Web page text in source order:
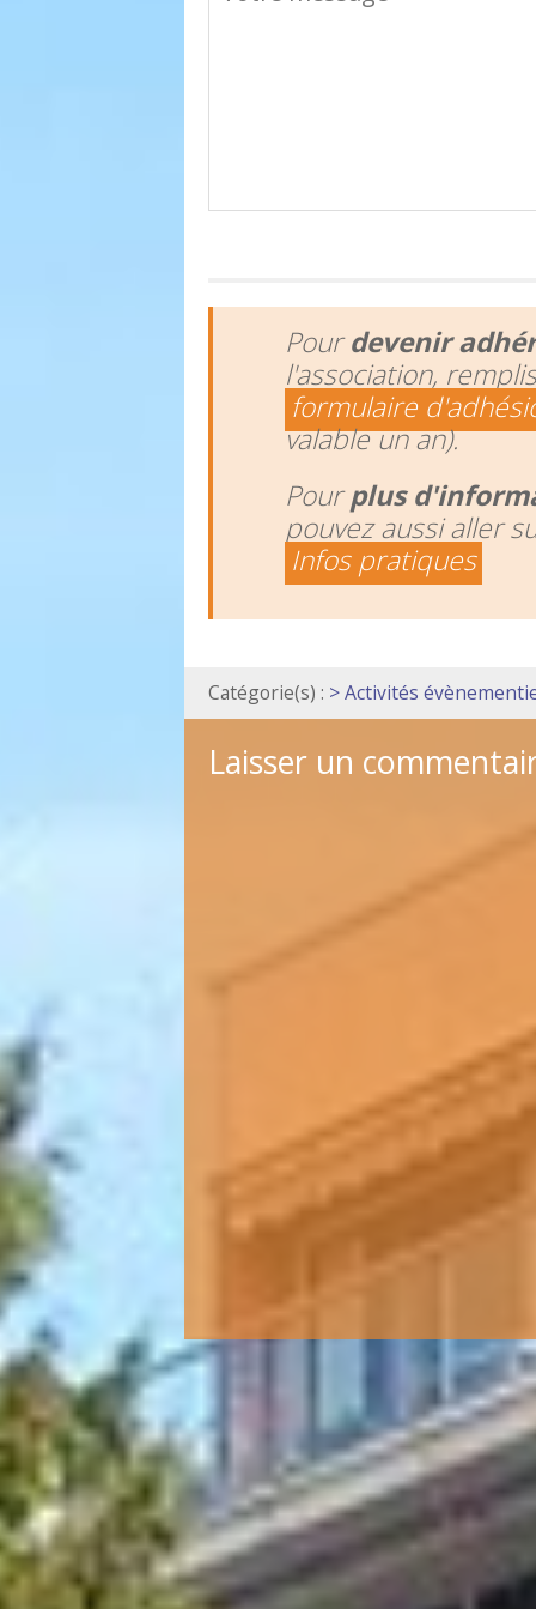
Pourdevenir
l'association,
formulaire
valable un an).
Pourplus
pouvez aussi aller
Infos pratiques
Catégorie(s) : > Activités
Laisser un